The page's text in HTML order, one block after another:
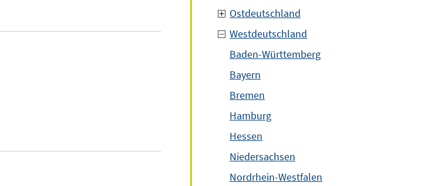
Ostdeutschland
Westdeutschland
Baden-Württemberg
Bayern
Bremen
Hamburg
Hessen
Niedersachsen
Nordrhein-Westfalen